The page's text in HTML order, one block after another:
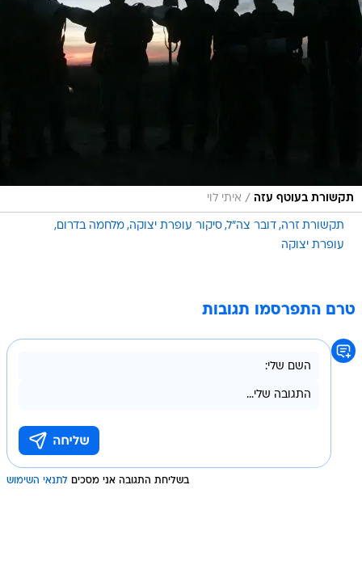
תקשורת בעוטף עזה / איתי לוי
תקשורת זרה דובר צה"ל סיקור עופרת יצוקה מלחמה בדרום
עופרת יצוקה
טרם התפרסמו תגובות
בשליחת התגובה אני מסכים לתנאי השימוש